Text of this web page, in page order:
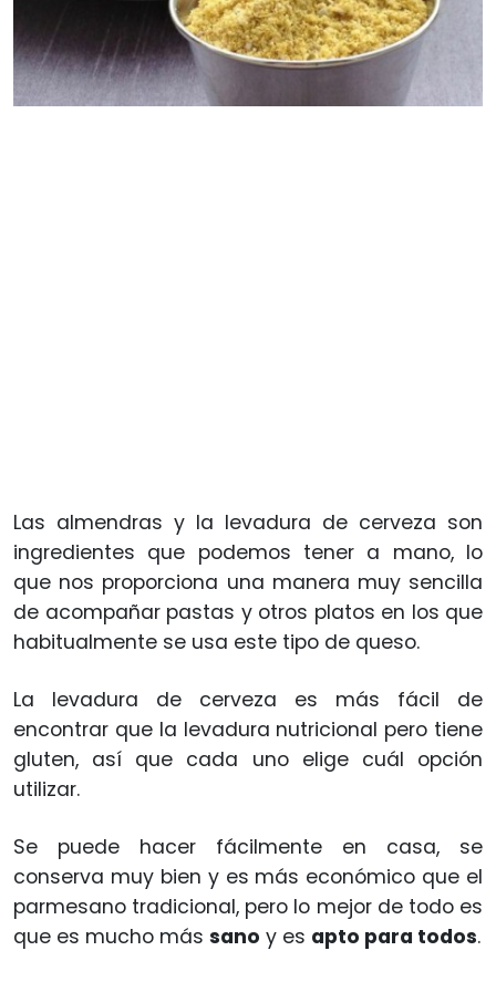
Las almendras y la levadura de cerveza son
ingredientes que podemos tener a mano, lo
que nos proporciona una manera muy sencilla
de acompañar pastas y otros platos en los que
habitualmente se usa este tipo de queso.
La levadura de cerveza es más fácil de
encontrar que la levadura nutricional pero tiene
gluten, así que cada uno elige cuál opción
utilizar.
Se puede hacer fácilmente en casa, se
conserva muy bien y es más económico que el
parmesano tradicional, pero lo mejor de todo es
que es mucho más sano y es apto para todos.